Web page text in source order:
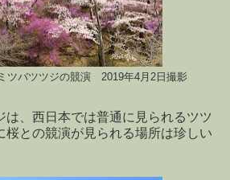
ツバツツジの競演 2019年4月2日撮影
、西日本では普通に見られるツツ
桜との競演が見られる場所は珍しい